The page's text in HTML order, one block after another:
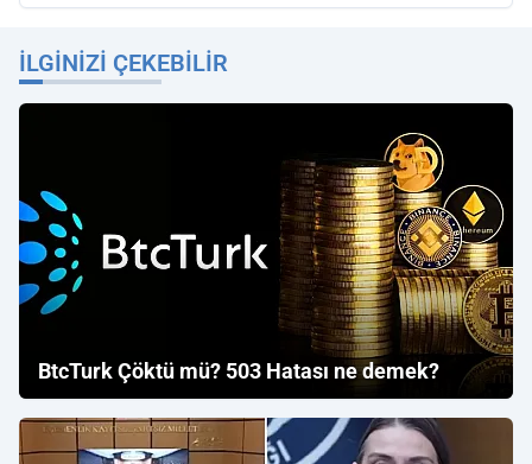
İLGINIZI ÇEKEBILIR
BtcTurk Çöktü mü? 503 Hatası ne demek?